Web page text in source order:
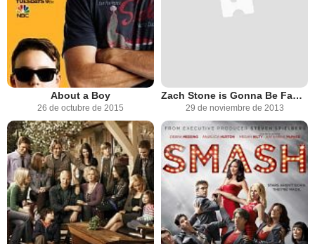
About a Boy
26 de octubre de 2015
Zach Stone is Gonna Be Famous
29 de noviembre de 2013